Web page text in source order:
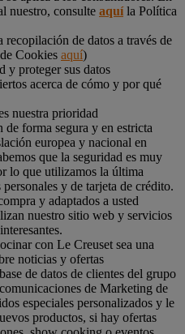
nuestro, consulte aquíla Política
de datos a través de
Cookies aquí)
y proteger sus datos
acerca de cómo y por qué
nuestra prioridad
de forma segura y en estricta
europea y nacional en
que la seguridad es muy
lo que utilizamos la última
y de tarjeta de crédito.
y adaptados a usted
nuestro sitio web y servicios
con Le Creuset sea una
noticias y ofertas
de datos de clientes del grupo
de Marketing de
especiales personalizados y le
productos, si hay ofertas